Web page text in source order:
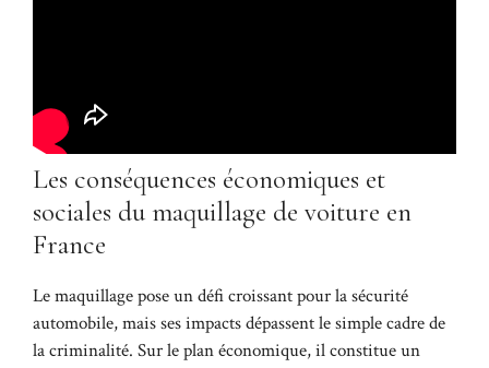
Les conséquences économiques et
sociales du maquillage de voiture en
France
Le maquillage pose un défi croissant pour la sécurité
automobile, mais ses impacts dépassent le simple cadre de
la criminalité. Sur le plan économique, il constitue un